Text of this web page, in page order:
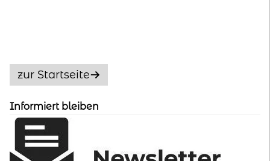
werden
zur Startseite
Informiert bleiben